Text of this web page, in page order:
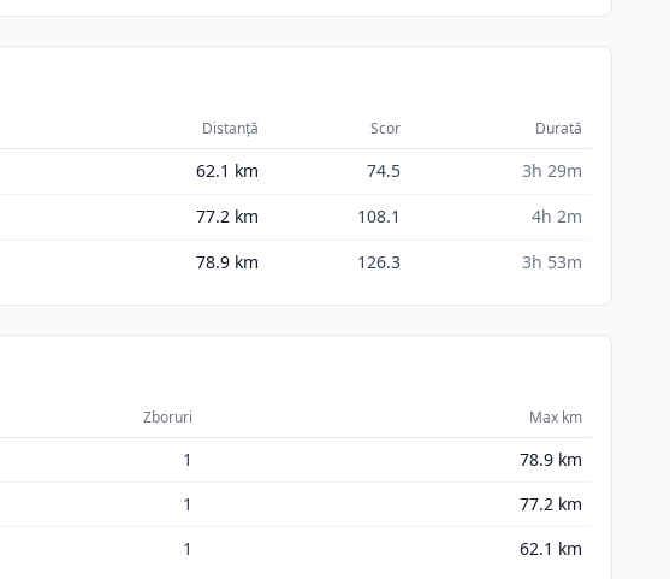
Distanță Scor Durată
62.1 km 74.5
3h 29m
77.2 km 108.1
4h 2m
78.9 km 126.3 3h 53m
Zboruri Max km
1 78.9 km
1 77.2 km
1 62.1 km